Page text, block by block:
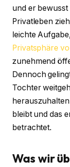
und er
Privatleben
leichte
Privatsphäre
zunehmend
Dennoch
Tochter
bleibt und das
betrachtet.
Was wir